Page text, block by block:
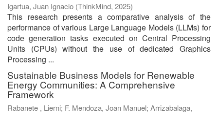
Igartua, Juan Ignacio (ThinkMind, 2025)
This research presents a comparative analysis of the
performance of various Large Language Models (LLMs) for
code generation tasks executed on Central Processing
Units (CPUs) without the use of dedicated Graphics
Processing ...
Sustainable Business Models for Renewable
Energy Communities: A Comprehensive
Framework
Rabanete , Lierni; F. Mendoza, Joan Manuel; Arrizabalaga,